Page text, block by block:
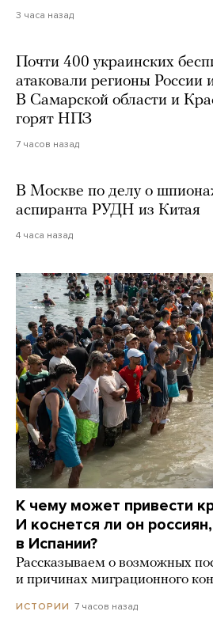
3 часа назад
Почти 400 украинских
атаковали регионы России
В Самарской области и
горят НПЗ
7 часов назад
В Москве по делу о
аспиранта РУДН из Китая
4 часа назад
К чему может привести
И коснется ли он
в Испании?
Рассказываем о возможных
и причинах миграционного
ИСТОРИИ 7 часов назад